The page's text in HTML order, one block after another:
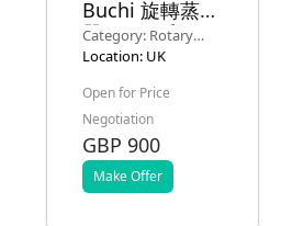
Buchi 旋轉蒸發
器 R-114 和
Buchi 水浴 B-
Category: Rotary
Evaporation
Location: UK
Open for Price
Negotiation
GBP 900
Make Offer